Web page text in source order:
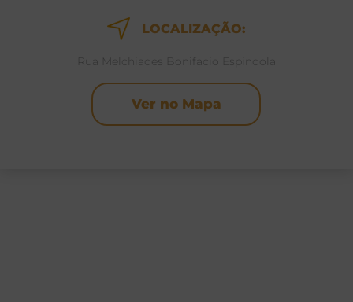
LOCALIZAÇÃO:
Rua Melchiades Bonifacio Espindola
Ver no Mapa